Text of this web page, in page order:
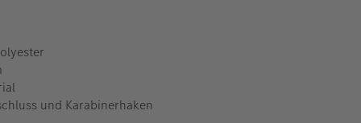
und Karabinerhaken